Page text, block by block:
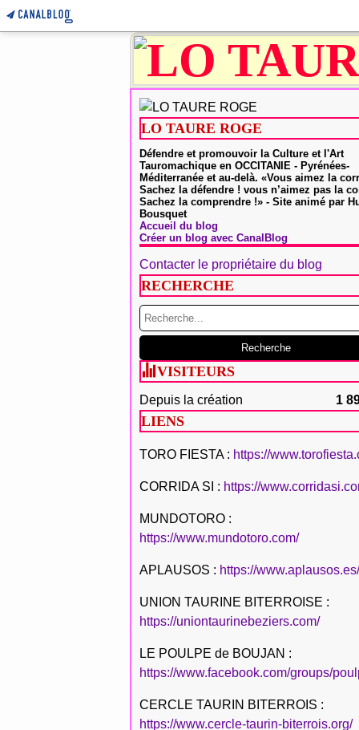
LO TAURE ROGE
Défendre et promouvoir la Culture et l'Art
Tauromachique en OCCITANIE - Pyrénées-
Méditerranée et au-delà. «Vous aimez la
Sachez la défendre ! vous n’aimez pas la
Sachez la comprendre !» - Site animé par
Bousquet
Accueil du blog
Créer un blog avec CanalBlog
Contacter le propriétaire du blog
RECHERCHE
VISITEURS
Depuis la création 1
LIENS
TORO FIESTA : https://
CORRIDA SI : https://
MUNDOTORO :
https://www.mundotoro.com/
APLAUSOS : https://www.aplausos.es/
UNION TAURINE BITERROISE :
https://uniontaurinebeziers.com/
LE POULPE de BOUJAN :
https://www.facebook.com/groups/
CERCLE TAURIN BITERROIS :
https://www.cercle-taurin-biterrois.org/